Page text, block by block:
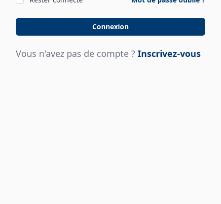
Connexion
Vous n'avez pas de compte ? Inscrivez-vous